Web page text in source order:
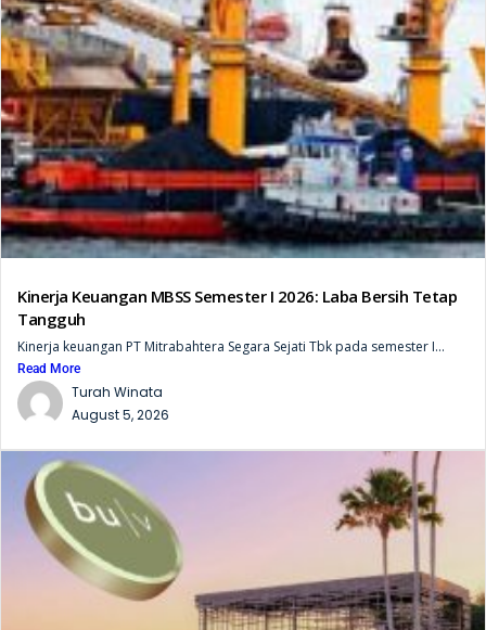
Kinerja Keuangan MBSS Semester I 2026: Laba Bersih Tetap
Tangguh
Kinerja keuangan PT Mitrabahtera Segara Sejati Tbk pada semester I...
Read More
Turah Winata
August 5, 2026